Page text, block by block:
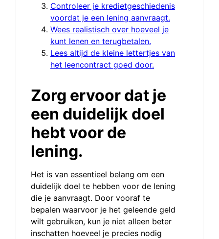
Controleer je kredietgeschiedenis
voordat je een lening aanvraagt.
Wees realistisch over hoeveel je
kunt lenen en terugbetalen.
Lees altijd de kleine lettertjes van
het leencontract goed door.
Zorg ervoor dat je
een duidelijk doel
hebt voor de
lening.
Het is van essentieel belang om een
duidelijk doel te hebben voor de lening
die je aanvraagt. Door vooraf te
bepalen waarvoor je het geleende geld
wilt gebruiken, kun je niet alleen beter
inschatten hoeveel je precies nodig